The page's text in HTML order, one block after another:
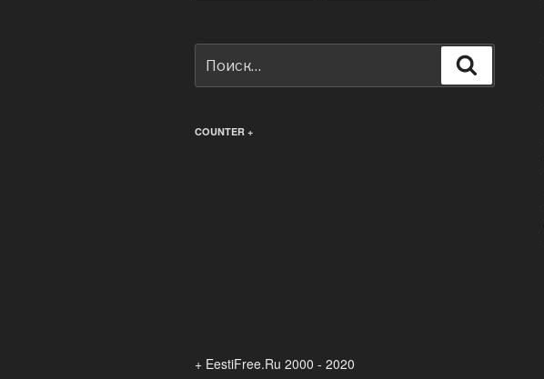
COUNTER +
+ EestiFree.Ru 2000 - 2020